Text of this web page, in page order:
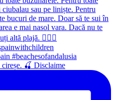
🍒 Disclaime